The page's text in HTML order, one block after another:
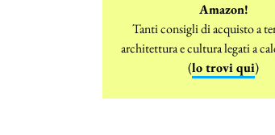
Amazon!
Tanti consigli di acquisto a
architettura e cultura legati a
(lo trovi qui)